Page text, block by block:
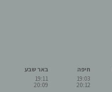
חיפה
19:03
20:12
באר שבע
19:11
20:09